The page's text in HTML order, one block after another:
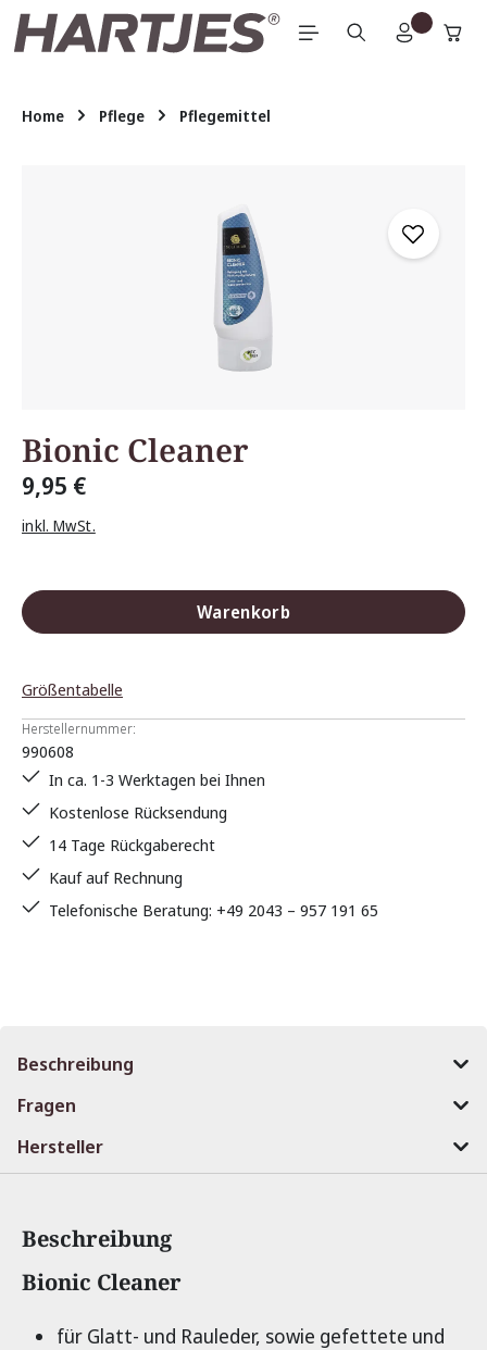
Zum Hauptinhalt springen
Home Pflege Pflegemittel
Bionic Cleaner
9,95 €
inkl. MwSt.
Warenkorb
Größentabelle
Herstellernummer:
990608
In ca. 1-3 Werktagen bei Ihnen
Kostenlose Rücksendung
14 Tage Rückgaberecht
Kauf auf Rechnung
Telefonische Beratung: +49 2043 – 957 191 65
Beschreibung
Fragen
Hersteller
Beschreibung
Produktinformationen
Bionic Cleaner
für Glatt- und Rauleder, sowie gefettete und